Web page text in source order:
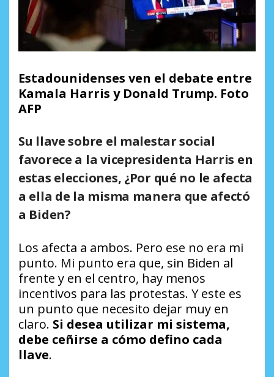
Estadounidenses ven el debate entre
Kamala Harris y Donald Trump. Foto
AFP
Su llave sobre el malestar social
favorece a la vicepresidenta Harris en
estas elecciones, ¿Por qué no le afecta
a ella de la misma manera que afectó
a Biden?
Los afecta a ambos. Pero ese no era mi
punto. Mi punto era que, sin Biden al
frente y en el centro, hay menos
incentivos para las protestas. Y este es
un punto que necesito dejar muy en
claro. Si desea utilizar mi sistema,
debe ceñirse a cómo defino cada
llave.